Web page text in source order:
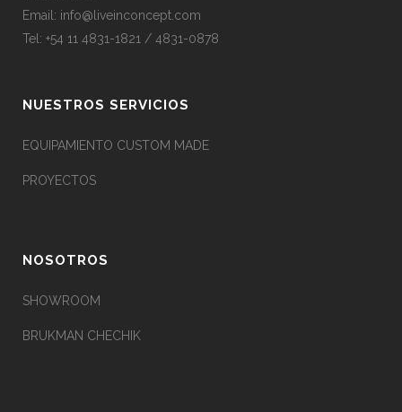
Email: info@liveinconcept.com
Tel: +54 11 4831-1821 / 4831-0878
NUESTROS SERVICIOS
EQUIPAMIENTO CUSTOM MADE
PROYECTOS
NOSOTROS
SHOWROOM
BRUKMAN CHECHIK